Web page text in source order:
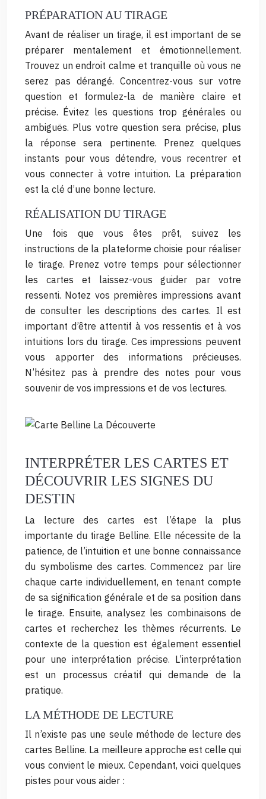
PRÉPARATION AU TIRAGE
Avant de réaliser un tirage, il est important de se
préparer mentalement et émotionnellement.
Trouvez un endroit calme et tranquille où vous ne
serez pas dérangé. Concentrez-vous sur votre
question et formulez-la de manière claire et
précise. Évitez les questions trop générales ou
ambiguës. Plus votre question sera précise, plus
la réponse sera pertinente. Prenez quelques
instants pour vous détendre, vous recentrer et
vous connecter à votre intuition. La préparation
est la clé d’une bonne lecture.
RÉALISATION DU TIRAGE
Une fois que vous êtes prêt, suivez les
instructions de la plateforme choisie pour réaliser
le tirage. Prenez votre temps pour sélectionner
les cartes et laissez-vous guider par votre
ressenti. Notez vos premières impressions avant
de consulter les descriptions des cartes. Il est
important d’être attentif à vos ressentis et à vos
intuitions lors du tirage. Ces impressions peuvent
vous apporter des informations précieuses.
N’hésitez pas à prendre des notes pour vous
souvenir de vos impressions et de vos lectures.
INTERPRÉTER LES CARTES ET
DÉCOUVRIR LES SIGNES DU
DESTIN
La lecture des cartes est l’étape la plus
importante du tirage Belline. Elle nécessite de la
patience, de l’intuition et une bonne connaissance
du symbolisme des cartes. Commencez par lire
chaque carte individuellement, en tenant compte
de sa signification générale et de sa position dans
le tirage. Ensuite, analysez les combinaisons de
cartes et recherchez les thèmes récurrents. Le
contexte de la question est également essentiel
pour une interprétation précise. L’interprétation
est un processus créatif qui demande de la
pratique.
LA MÉTHODE DE LECTURE
Il n’existe pas une seule méthode de lecture des
cartes Belline. La meilleure approche est celle qui
vous convient le mieux. Cependant, voici quelques
pistes pour vous aider :